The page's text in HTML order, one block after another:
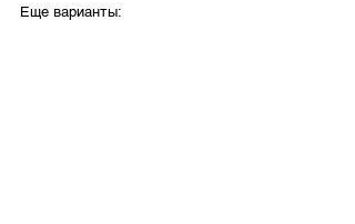
Еще варианты: